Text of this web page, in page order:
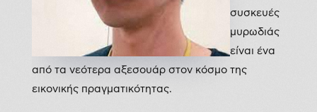
συσκευές
μυρωδιάς
είναι ένα
από τα νεότερα αξεσουάρ στον κόσμο της
εικονικής πραγματικότητας.